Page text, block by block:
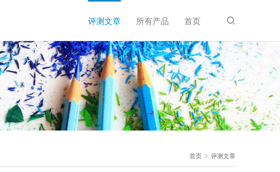
评测文章 所有产品 首页
首页 评测文章